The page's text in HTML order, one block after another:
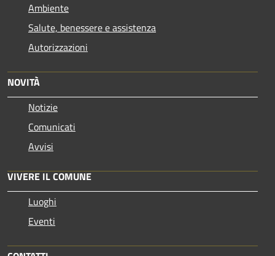
Ambiente
Salute, benessere e assistenza
Autorizzazioni
NOVITÀ
Notizie
Comunicati
Avvisi
VIVERE IL COMUNE
Luoghi
Eventi